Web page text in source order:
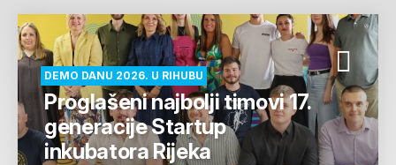
DEMO DANU 2026. U RIHUBU
Proglašeni najbolji timovi 17.
generacije Startup
inkubatora Rijeka